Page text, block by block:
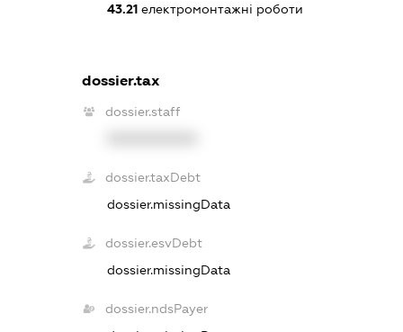
43.21електромонтажні роботи
dossier.tax
dossier.staff
dossier.taxDebt
dossier.missingData
dossier.esvDebt
dossier.missingData
dossier.ndsPayer